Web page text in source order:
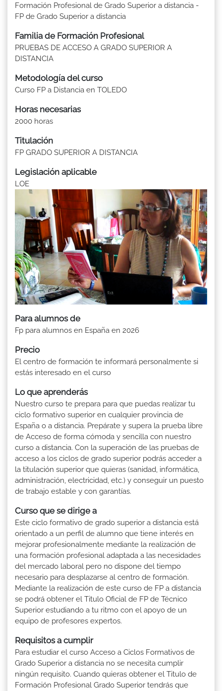
Formación Profesional de Grado Superior a distancia -
FP de Grado Superior a distancia
Familia de Formación Profesional
PRUEBAS DE ACCESO A GRADO SUPERIOR A
DISTANCIA
Metodología del curso
Curso FP a Distancia en TOLEDO
Horas necesarias
2000 horas
Titulación
FP GRADO SUPERIOR A DISTANCIA
Legislación aplicable
LOE
Para alumnos de
Fp para alumnos en España en 2026
Precio
El centro de formación te informará personalmente si
estás interesado en el curso
Lo que aprenderás
Nuestro curso te prepara para que puedas realizar tu
ciclo formativo superior en cualquier provincia de
España o a distancia. Prepárate y supera la prueba libre
de Acceso de forma cómoda y sencilla con nuestro
curso a distancia. Con la superación de las pruebas de
acceso a los ciclos de grado superior podrás acceder a
la titulación superior que quieras (sanidad, informática,
administración, electricidad, etc.) y conseguir un puesto
de trabajo estable y con garantías.
Curso que se dirige a
Este ciclo formativo de grado superior a distancia está
orientado a un perfil de alumno que tiene interés en
mejorar profesionalmente mediante la realización de
una formación profesional adaptada a las necesidades
del mercado laboral pero no dispone del tiempo
necesario para desplazarse al centro de formación.
Mediante la realización de este curso de FP a distancia
se podrá obtener el Titulo Oficial de FP de Técnico
Superior estudiando a tu ritmo con el apoyo de un
equipo de profesores expertos.
Requisitos a cumplir
Para estudiar el curso Acceso a Ciclos Formativos de
Grado Superior a distancia no se necesita cumplir
ningún requisito. Cuando quieras obtener el Titulo de
Formación Profesional Grado Superior tendrás que